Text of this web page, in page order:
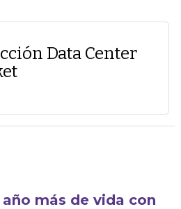
Data Center
más de vida con